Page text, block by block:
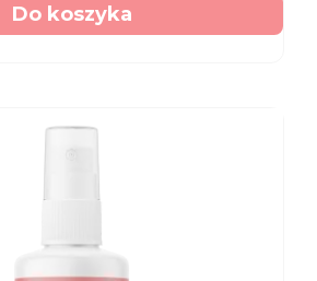
Do koszyka